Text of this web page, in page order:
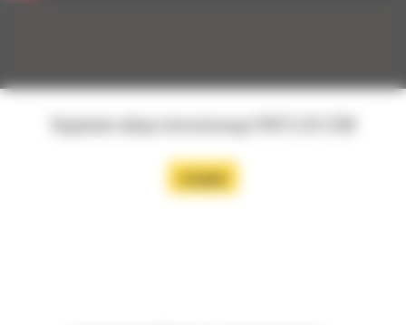
Regulamin sklepu internetowego PARTS.CAT.COM